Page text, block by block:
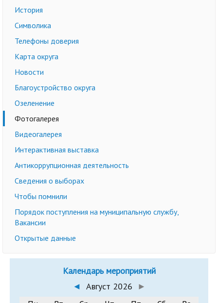
История
Символика
Телефоны доверия
Карта округа
Новости
Благоустройство округа
Озеленение
Фотогалерея
Видеогалерея
Интерактивная выставка
Антикоррупционная деятельность
Сведения о выборах
Чтобы помнили
Порядок поступления на муниципальную службу,
Вакансии
Открытые данные
Календарь мероприятий
◄ Август 2026 ►